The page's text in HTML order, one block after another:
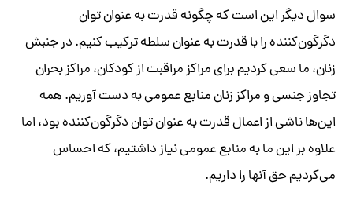
سوال دیگر این است که چگونه قدرت به عنوان توان
دگرگون‌کننده را با قدرت به عنوان سلطه ترکیب کنیم. در جنبش
زنان، ما سعی کردیم برای مراکز مراقبت از کودکان، مراکز بحران
تجاوز جنسی و مراکز زنان منابع عمومی به دست آوریم. همه
این‌ها ناشی از اعمال قدرت به عنوان توان دگرگون‌کننده بود، اما
علاوه بر این ما به منابع عمومی نیاز داشتیم، که احساس
می‌کردیم حق آنها را داریم.